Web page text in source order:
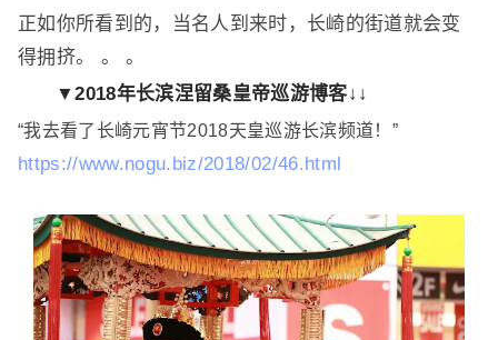
正如你所看到的，当名人到来时，长崎的街道就会变
得拥挤。 。 。
▼2018年长滨涅留桑皇帝巡游博客↓↓
“我去看了长崎元宵节2018天皇巡游长滨频道！”
https://www.nogu.biz/2018/02/46.html